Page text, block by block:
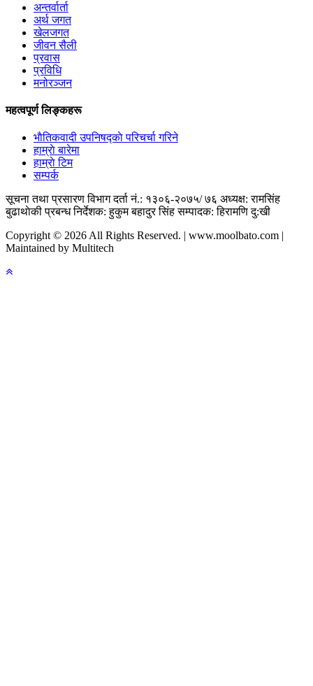
अन्तर्वार्ता
अर्थ जगत
खेलजगत
जीवन सैली
प्रवास
प्रविधि
मनोरञ्जन
महत्वपूर्ण लिङ्कहरू
भाैतिकवादी उपनिषद्काे परिचर्चा गरिने
हाम्राे बारेमा
हाम्राे टिम
सम्पर्क
सूचना तथा प्रसारण विभाग दर्ता नं.: १३०६-२०७५/ ७६ अध्यक्ष: रामसिंह
बुढाथाेकी प्रबन्ध निर्देशक: हुकुम बहादुर सिंह सम्पादक: हिरामणि दु:खी
Copyright © 2026 All Rights Reserved. | www.moolbato.com |
Maintained by Multitech